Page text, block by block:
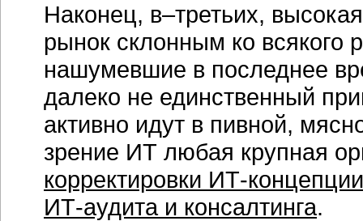
Наконец, в–третьих,
рынок склонным ко
нашумевшие в последнее
далеко не единственный
активно идут в пивной,
зрение ИТ любая крупная
корректировки ИТ-концепции
ИТ-аудитаи консалтинга.